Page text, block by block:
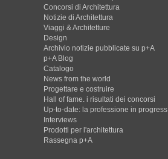
Concorsi di Architettura
Notizie di Architettura
Viaggi & Architetture
Design
Archivio notizie pubblicate su p+A
p+A Blog
Catalogo
News from the world
Progettare e costruire
Hall of fame. i risultati dei concorsi
Up-to-date: la professione in progress
Interviews
Prodotti per l'architettura
Rassegna p+A